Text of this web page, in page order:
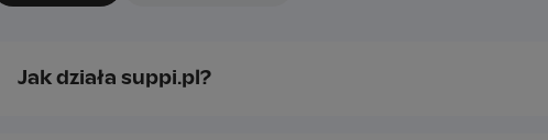
Jak działa suppi.pl?